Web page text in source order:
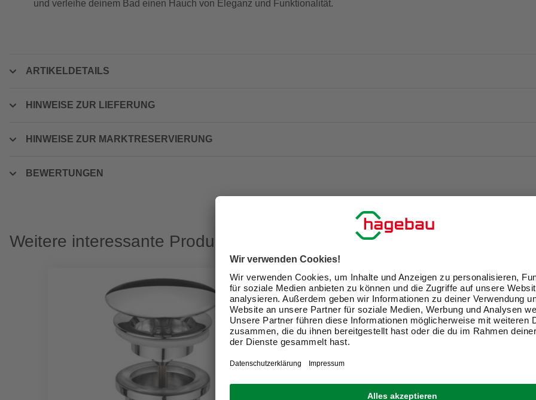
und verleihe deinem Bad einen Hauch von Eleganz und Funktionalität.
ARTIKELDETAILS
HINWEISE ZUR LIEFERUNG
HINWEISE ZUR MARKTRESERVIERUNG
BEWERTUNGEN
Weitere interessante Produkte